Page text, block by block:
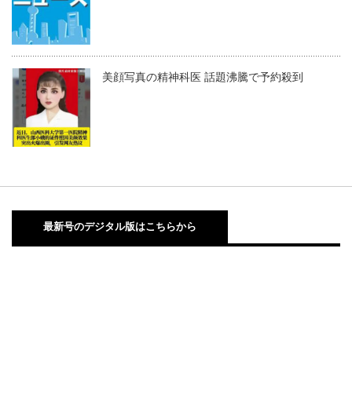
美顔写真の精神科医 話題沸騰で予約殺到
最新号のデジタル版はこちらから